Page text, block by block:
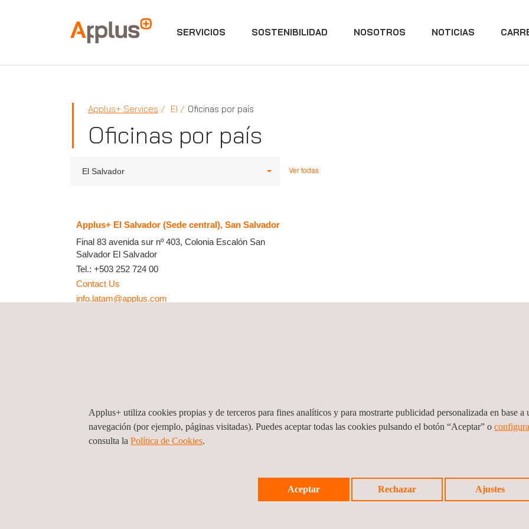
Applus+ SERVICIOS SOSTENIBILIDAD NOSOTROS NOTICIAS
Applus+ Services EI Oficinas por país
Oficinas por país
El Salvador Ver todas
Applus+ El Salvador (Sede central), San Salvador
Final 83 avenida sur nº 403, Colonia Escalón San
Salvador El Salvador
Tel.: +503 252 724 00
Contact Us
info.latam@applus.com
Applus+ utiliza cookies propias y de terceros para fines analíticos y para mostrarte publicidad personalizada en base
navegación (por ejemplo, páginas visitadas). Puedes aceptar todas las cookies pulsando el botón “Aceptar” o
consulta laPolítica de Cookies.
Aceptar Rechazar Ajustes